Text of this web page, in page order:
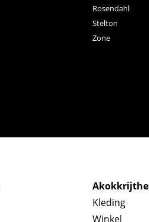
Rosendahl
Stelton
Zone
Akokkrijthe
Kleding
Winkel